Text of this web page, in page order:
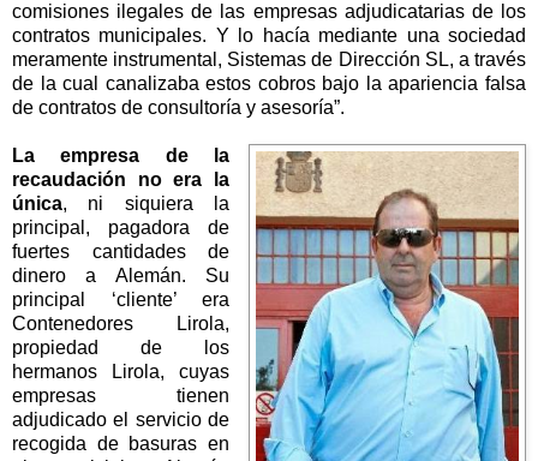
comisiones ilegales de las empresas adjudicatarias de los
contratos municipales. Y lo hacía mediante una sociedad
meramente instrumental, Sistemas de Dirección SL, a través
de la cual canalizaba estos cobros bajo la apariencia falsa
de contratos de consultoría y asesoría”.
La empresa de la
recaudación no era la
única, ni siquiera la
principal, pagadora de
fuertes cantidades de
dinero a Alemán. Su
principal ‘cliente’ era
Contenedores Lirola,
propiedad de los
hermanos Lirola, cuyas
empresas tienen
adjudicado el servicio de
recogida de basuras en